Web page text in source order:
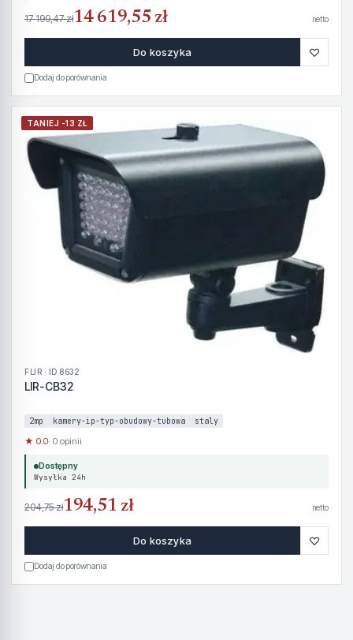
17 199,47 zł14 619,55 zł netto
Do koszyka ♡
Dodaj do porównania
TANIEJ -13 ZŁ
FLIR · ID 8632
LIR-CB32
2mp kamery-ip-typ-obudowy-tubowa staly
★ 0.0· 0 opinii
Dostępny
Wysyłka 24h
204,75 zł194,51 zł netto
Do koszyka ♡
Dodaj do porównania